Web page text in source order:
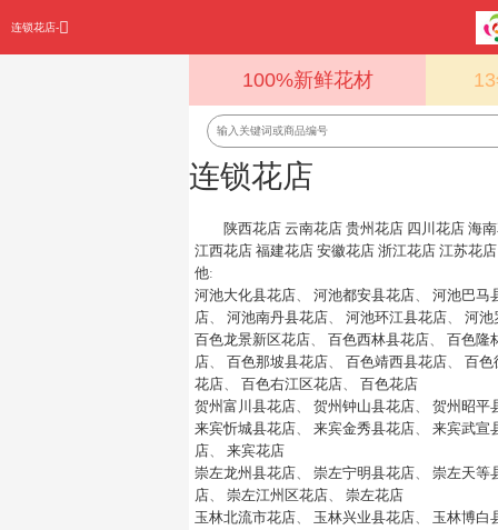
连锁花店-
100%新鲜花材
连锁花店
陕西花店 云南花店 贵州花店 四川花店 海
江西花店 福建花店 安徽花店 浙江花店 江苏花店
他:
河池大化县花店、 河池都安县花店、 河池巴马
店、 河池南丹县花店、 河池环江县花店、 河池
百色龙景新区花店、 百色西林县花店、 百色隆
店、 百色那坡县花店、 百色靖西县花店、 百色
花店、 百色右江区花店、 百色花店
贺州富川县花店、 贺州钟山县花店、 贺州昭平
来宾忻城县花店、 来宾金秀县花店、 来宾武宣
店、 来宾花店
崇左龙州县花店、 崇左宁明县花店、 崇左天等
店、 崇左江州区花店、 崇左花店
玉林北流市花店、 玉林兴业县花店、 玉林博白